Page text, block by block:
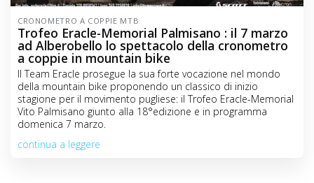
CRONOMETRO A COPPIE MTB
Trofeo Eracle-Memorial Palmisano : il 7 marzo
ad Alberobello lo spettacolo della cronometro
a coppie in mountain bike
Il Team Eracle prosegue la sua forte vocazione nel mondo
della mountain bike proponendo un classico di inizio
stagione per il movimento pugliese: il Trofeo Eracle-Memorial
Vito Palmisano giunto alla 18°edizione e in programma
domenica 7 marzo.
continua a leggere